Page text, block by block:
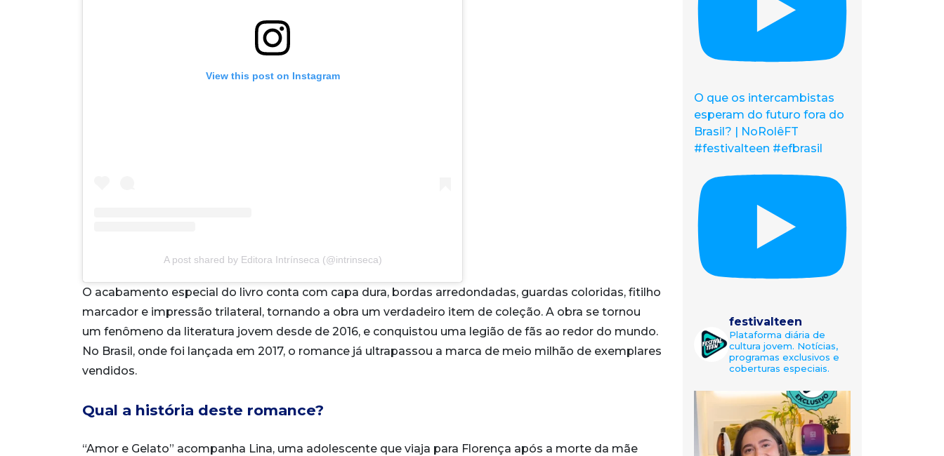
View this post on Instagram
A post shared by Editora Intrínseca (@intrinseca)
O acabamento especial do livro conta com capa dura, bordas arredondadas, guardas coloridas, fitilho
marcador e impressão trilateral, tornando a obra um verdadeiro item de coleção. A obra se tornou
um fenômeno da literatura jovem desde de 2016, e conquistou uma legião de fãs ao redor do mundo.
No Brasil, onde foi lançada em 2017, o romance já ultrapassou a marca de meio milhão de exemplares
vendidos.
Qual a história deste romance?
“Amor e Gelato” acompanha Lina, uma adolescente que viaja para Florença após a morte da mãe
O que os intercambistas
esperam do futuro fora do
Brasil? | NoRolêFT
#festivalteen #efbrasil
festivalteen
Plataforma diária de
cultura jovem. Notícias,
programas exclusivos e
coberturas especiais.